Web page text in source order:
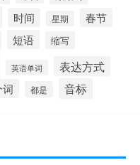
时间 星期 春节
短语 缩写
英语单词 表达方式
都是 音标